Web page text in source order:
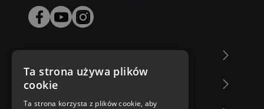
Zakupy u nas
Ta strona używa plików
cookie
Ta strona korzysta z plików cookie, aby